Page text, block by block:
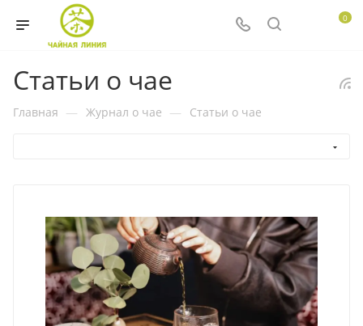
0
Статьи о чае
Главная — Журнал о чае — Статьи о чае